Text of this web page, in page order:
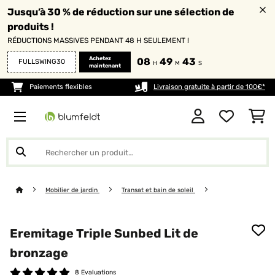
Jusqu’à 30 % de réduction sur une sélection de
produits !
RÉDUCTIONS MASSIVES PENDANT 48 H SEULEMENT !
FULLSWING30
Achetez
maintenant
08 H 49 M 41 S
Paiements flexibles Livraison gratuite à partir de 100€*
Mobilier de jardin Transat et bain de soleil
Eremitage Triple Sunbed Lit de
bronzage
8 Evaluations